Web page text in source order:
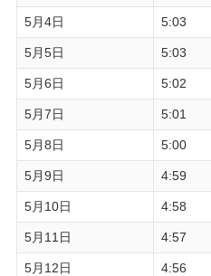
5月4日 5:03
5月5日 5:03
5月6日 5:02
5月7日 5:01
5月8日 5:00
5月9日 4:59
5月10日 4:58
5月11日 4:57
5月12日 4:56